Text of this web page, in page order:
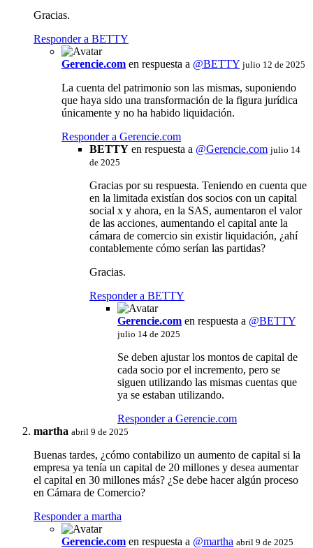
Gracias.
Responder a BETTY
Gerencie.com en respuesta a @BETTY julio 12 de 2025
La cuenta del patrimonio son las mismas, suponiendo
que haya sido una transformación de la figura jurídica
únicamente y no ha habido liquidación.
Responder a Gerencie.com
BETTY en respuesta a @Gerencie.com julio 14
de 2025
Gracias por su respuesta. Teniendo en cuenta que
en la limitada existían dos socios con un capital
social x y ahora, en la SAS, aumentaron el valor
de las acciones, aumentando el capital ante la
cámara de comercio sin existir liquidación, ¿ahí
contablemente cómo serían las partidas?
Gracias.
Responder a BETTY
Gerencie.com en respuesta a @BETTY
julio 14 de 2025
Se deben ajustar los montos de capital de
cada socio por el incremento, pero se
siguen utilizando las mismas cuentas que
ya se estaban utilizando.
Responder a Gerencie.com
martha abril 9 de 2025
Buenas tardes, ¿cómo contabilizo un aumento de capital si la
empresa ya tenía un capital de 20 millones y desea aumentar
el capital en 30 millones más? ¿Se debe hacer algún proceso
en Cámara de Comercio?
Responder a martha
Gerencie.com en respuesta a @martha abril 9 de 2025